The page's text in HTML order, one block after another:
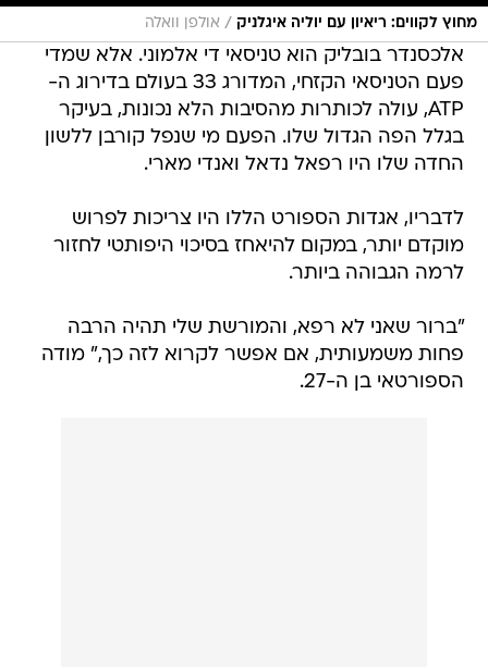
מחוץ לקווים: ריאיון עם יוליה איגלניק / אולפן וואלה
אלכסנדר בובליק הוא טניסאי די אלמוני. אלא שמדי
פעם הטניסאי הקזחי, המדורג 33 בעולם בדירוג ה-
ATP, עולה לכותרות מהסיבות הלא נכונות, בעיקר
בגלל הפה הגדול שלו. הפעם מי שנפל קורבן ללשון
החדה שלו היו רפאל נדאל ואנדי מארי.
לדבריו, אגדות הספורט הללו היו צריכות לפרוש
מוקדם יותר, במקום להיאחז בסיכוי היפותטי לחזור
לרמה הגבוהה ביותר.
"ברור שאני לא רפא, והמורשת שלי תהיה הרבה
פחות משמעותית, אם אפשר לקרוא לזה כך," מודה
הספורטאי בן ה-27.